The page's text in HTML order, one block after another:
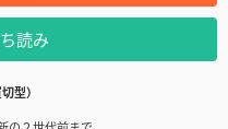
読み
型）